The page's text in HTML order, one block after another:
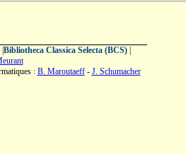
Bibliotheca Classica Selecta (BCS)|
: B. Maroutaeff- J. Schumacher